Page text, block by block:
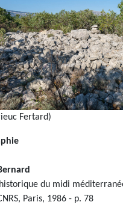
Fertard)
du midi
Paris, 1986 - p. 78